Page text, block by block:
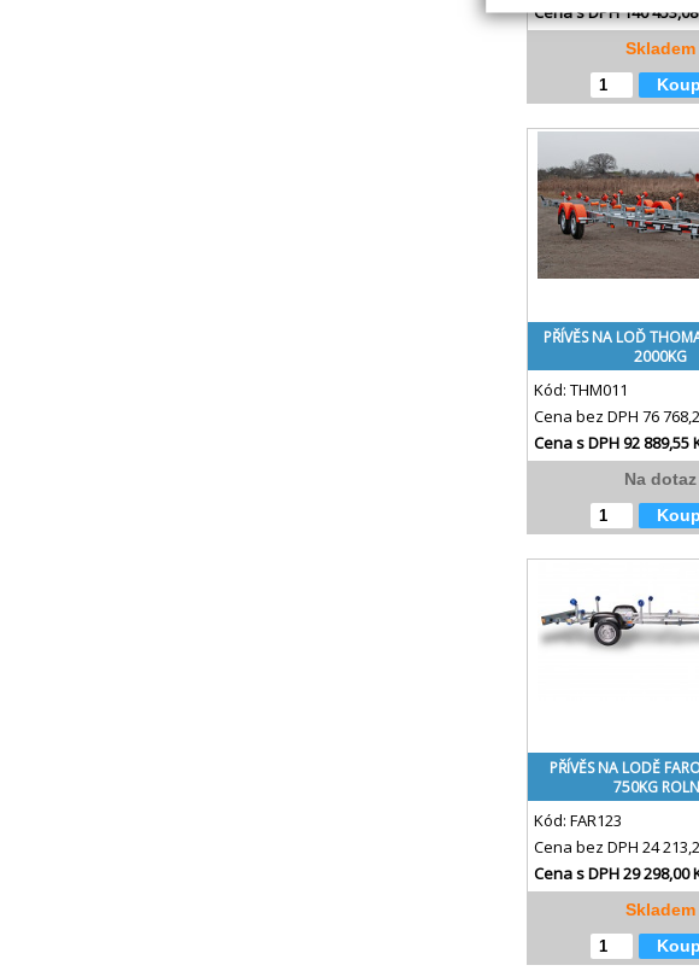
Cena s DPH140
Skladem
PŘÍVĚS NA LOĎ
2000KG
Kód: THM011
Cena bez DPH 76
Cena s DPH92 889,55
Na dotaz
PŘÍVĚS NA LODĚ
750KG
Kód: FAR123
Cena bez DPH 24
Cena s DPH29 298,00
Skladem